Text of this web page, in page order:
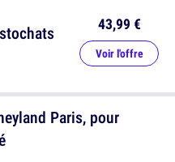
43,99 €
Voir l'offre
Paris, pour